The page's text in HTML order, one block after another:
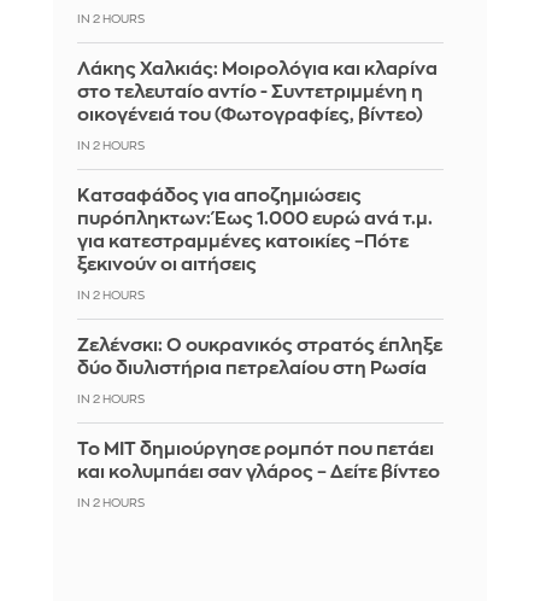
IN 2 HOURS
Λάκης Χαλκιάς: Mοιρολόγια και κλαρίνα
στο τελευταίο αντίο - Συντετριμμένη η
οικογένειά του (Φωτογραφίες, βίντεο)
IN 2 HOURS
Κατσαφάδος για αποζημιώσεις
πυρόπληκτων: Έως 1.000 ευρώ ανά τ.μ.
για κατεστραμμένες κατοικίες –Πότε
ξεκινούν οι αιτήσεις
IN 2 HOURS
Ζελένσκι: Ο ουκρανικός στρατός έπληξε
δύο διυλιστήρια πετρελαίου στη Ρωσία
IN 2 HOURS
Το MIT δημιούργησε ρομπότ που πετάει
και κολυμπάει σαν γλάρος – Δείτε βίντεο
IN 2 HOURS